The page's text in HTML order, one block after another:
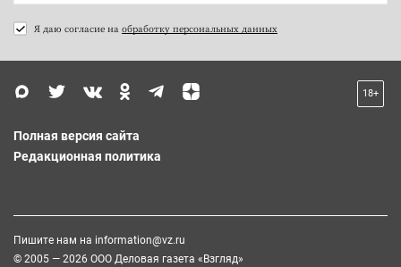
Я даю согласие на обработку персональных данных
18+
Полная версия сайта
Редакционная политика
Пишите нам на information@vz.ru
© 2005 — 2026 ООО Деловая газета «Взгляд»